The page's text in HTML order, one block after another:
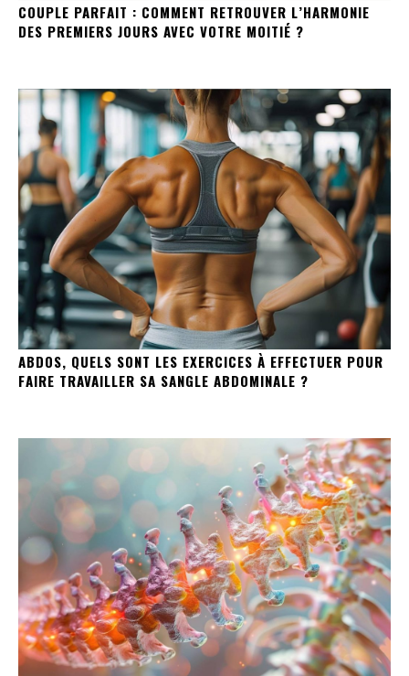
COUPLE PARFAIT : COMMENT RETROUVER L’HARMONIE
DES PREMIERS JOURS AVEC VOTRE MOITIÉ ?
ABDOS, QUELS SONT LES EXERCICES À EFFECTUER POUR
FAIRE TRAVAILLER SA SANGLE ABDOMINALE ?